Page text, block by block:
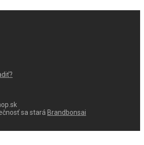
sa stará Brandbonsai